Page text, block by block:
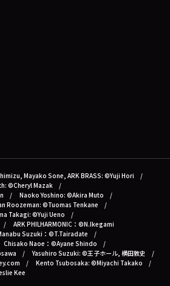
Mayako Sone, ARK BRASS: ©Yuji Hori
©Cheryl Mazak
Naoko Yoshino: ©Akira Muto
Roozeman: ©Tuomas Tenkane
Takagi: ©Yuji Ueno
ARK PHILHARMONIC：©N.Ikegami
Suzuki：©T.Tairadate
Chisako Naoe：©Ayane Shindo
Yasuhiro Suzuki: ©王子ホール, 横田敦史
Kento Tsubosaka: ©Miyachi Takako
Kee